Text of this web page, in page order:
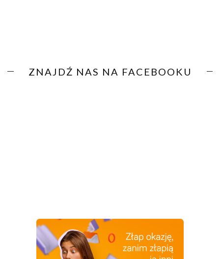
ZNAJDŹ NAS NA FACEBOOKU